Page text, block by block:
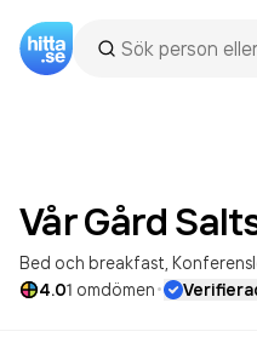
Vår Gård
Bed och breakfast
4.01 omdömen·